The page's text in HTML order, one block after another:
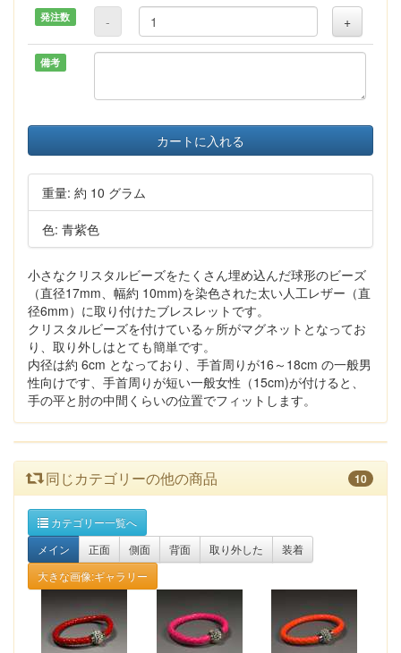
発注数 - +
備考
カートに入れる
重量: 約 10 グラム
色: 青紫色
小さなクリスタルビーズをたくさん埋め込んだ球形のビーズ
（直径17mm、幅約 10mm)を染色された太い人工レザー（直
径6mm）に取り付けたブレスレットです。
クリスタルビーズを付けているヶ所がマグネットとなってお
り、取り外しはとても簡単です。
内径は約 6cm となっており、手首周りが16～18cm の一般男
性向けです、手首周りが短い一般女性（15cm)が付けると、
手の平と肘の中間くらいの位置でフィットします。
同じカテゴリーの他の商品 10
カテゴリー一覧へ
メイン
正面 側面 背面 取り外した
装着
大きな画像:ギャラリー